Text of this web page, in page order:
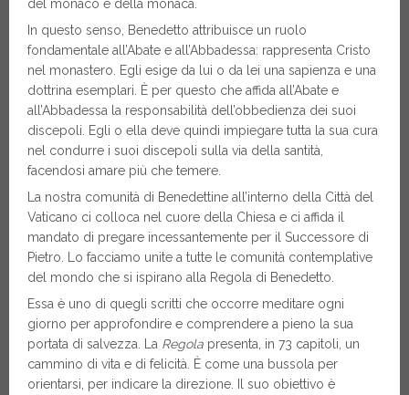
del monaco e della monaca.
In questo senso, Benedetto attribuisce un ruolo
fondamentale all’Abate e all’Abbadessa: rappresenta Cristo
nel monastero. Egli esige da lui o da lei una sapienza e una
dottrina esemplari. È per questo che affida all’Abate e
all’Abbadessa la responsabilità dell’obbedienza dei suoi
discepoli. Egli o ella deve quindi impiegare tutta la sua cura
nel condurre i suoi discepoli sulla via della santità,
facendosi amare più che temere.
La nostra comunità di Benedettine all’interno della Città del
Vaticano ci colloca nel cuore della Chiesa e ci affida il
mandato di pregare incessantemente per il Successore di
Pietro. Lo facciamo unite a tutte le comunità contemplative
del mondo che si ispirano alla Regola di Benedetto.
Essa è uno di quegli scritti che occorre meditare ogni
giorno per approfondire e comprendere a pieno la sua
portata di salvezza. La Regola presenta, in 73 capitoli, un
cammino di vita e di felicità. È come una bussola per
orientarsi, per indicare la direzione. Il suo obiettivo è